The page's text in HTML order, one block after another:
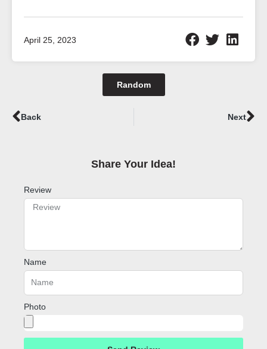
April 25, 2023
Random
Prev
Back Next
Share Your Idea!​
Review
Name
Photo